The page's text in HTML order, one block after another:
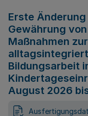
Erste
Gewährung
Maßnahmen
Bildungsarbeit
August 2026